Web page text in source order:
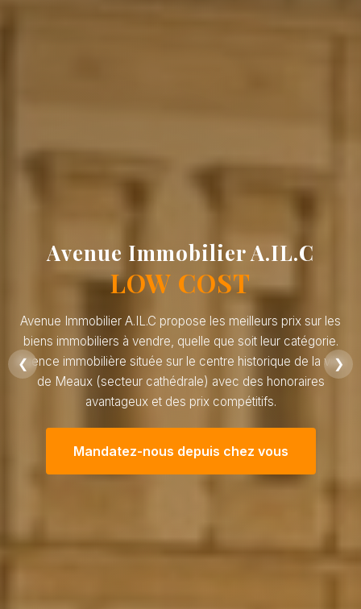
❮ ❯
Avenue Immobilier A.IL.C
LOW COST
Avenue Immobilier A.IL.C propose les meilleurs prix sur les
biens immobiliers à vendre, quelle que soit leur catégorie.
Agence immobilière située sur le centre historique de la ville
de Meaux (secteur cathédrale) avec des honoraires
avantageux et des prix compétitifs.
Mandatez-nous depuis chez vous